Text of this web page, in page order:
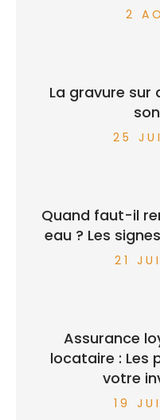
2
La gravure sur
25
Quand faut-il
eau ? Les
21
Assurance
locataire : Les
votre
19